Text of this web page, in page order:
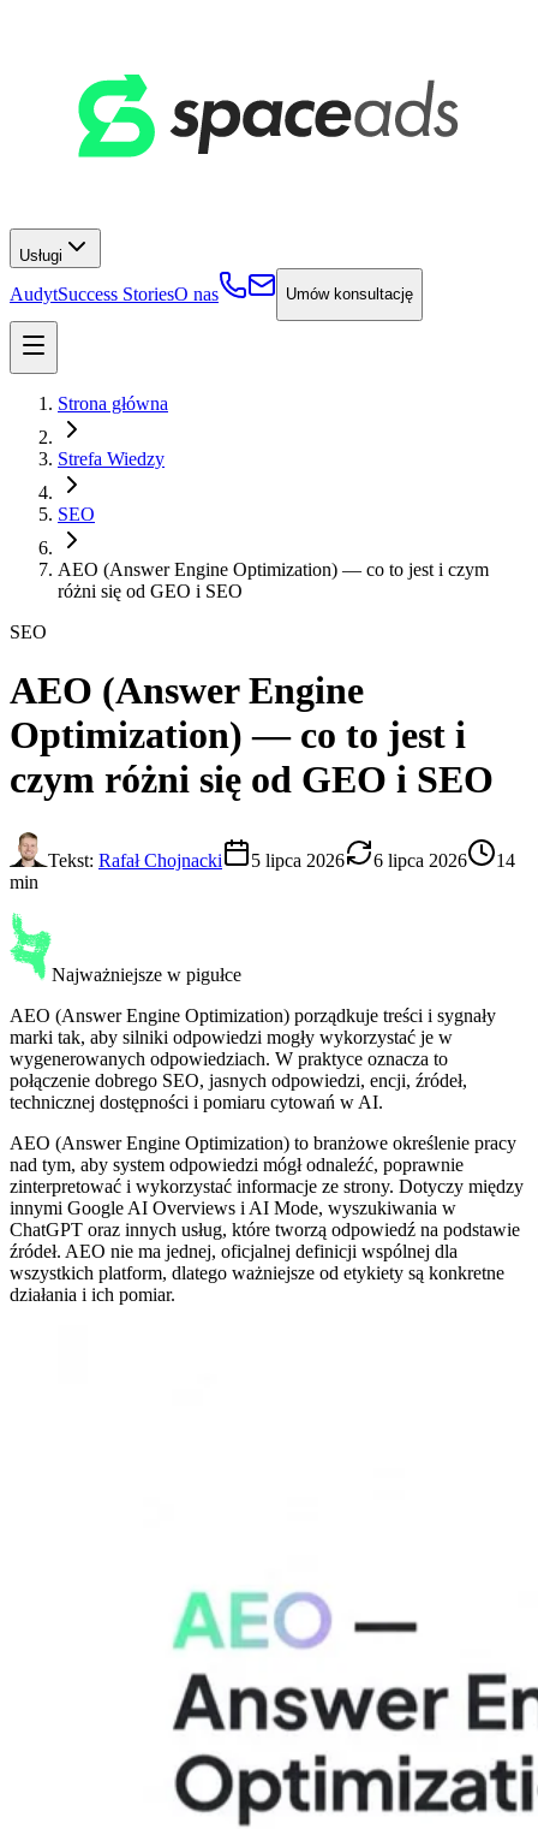
Usługi
AudytSuccess StoriesO nas Umów konsultację
Strona główna
Strefa Wiedzy
SEO
AEO (Answer Engine Optimization) — co to jest i czym
różni się od GEO i SEO
SEO
AEO (Answer Engine
Optimization) — co to jest i
czym różni się od GEO i SEO
Tekst: Rafał Chojnacki 5 lipca 2026 6 lipca 2026
14
min
Najważniejsze w pigułce
AEO (Answer Engine Optimization) porządkuje treści i sygnały
marki tak, aby silniki odpowiedzi mogły wykorzystać je w
wygenerowanych odpowiedziach. W praktyce oznacza to
połączenie dobrego SEO, jasnych odpowiedzi, encji, źródeł,
technicznej dostępności i pomiaru cytowań w AI.
AEO (Answer Engine Optimization) to branżowe określenie pracy
nad tym, aby system odpowiedzi mógł odnaleźć, poprawnie
zinterpretować i wykorzystać informacje ze strony. Dotyczy między
innymi Google AI Overviews i AI Mode, wyszukiwania w
ChatGPT oraz innych usług, które tworzą odpowiedź na podstawie
źródeł. AEO nie ma jednej, oficjalnej definicji wspólnej dla
wszystkich platform, dlatego ważniejsze od etykiety są konkretne
działania i ich pomiar.